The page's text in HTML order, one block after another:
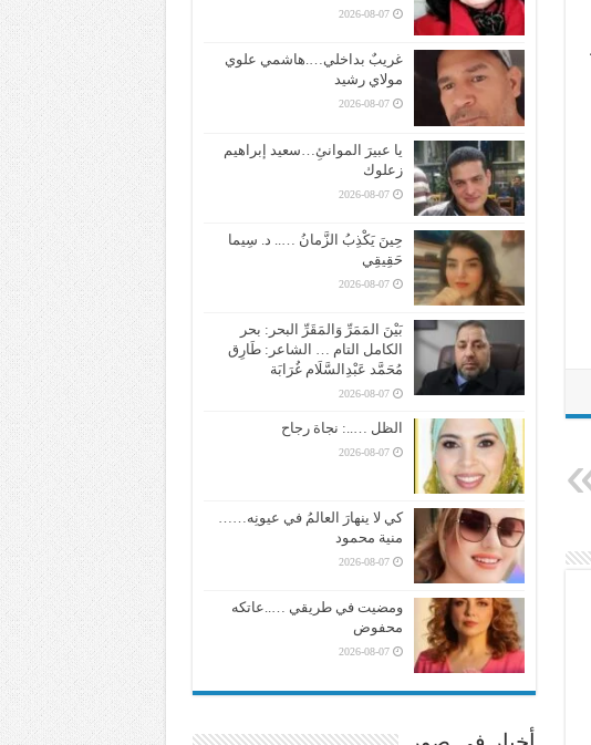
2026-08-07
غريبٌ بداخلي….هاشمي علوي
مولاي رشيد
2026-08-07
يا عبيرَ الموانئِ…سعيد إبراهيم
زعلوك
2026-08-07
حِينَ يَكْذِبُ الزَّمانُ ….. د. سِيما
حَقِيقِي
2026-08-07
بَيْنَ المَمَرِّ وَالمَقَرِّ البحر: بحر
الكامل التام … الشاعر: طَارِق
مُحَمَّد عَبْدِالسَّلَام غُرَابَة
2026-08-07
الظل …..: نجاة رجاح
2026-08-07
كي لا ينهارَ العالمُ في عيونِه……
منية محمود
2026-08-07
ومضيت في طريقي …..عاتكه
محفوض
2026-08-07